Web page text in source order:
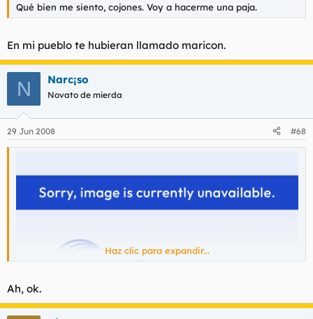
Qué bien me siento, cojones. Voy a hacerme una paja.
En mi pueblo te hubieran llamado maricon.
N Narc¡so
Novato de mierda
29 Jun 2008 #68
Haz clic para expandir...
Ah, ok.